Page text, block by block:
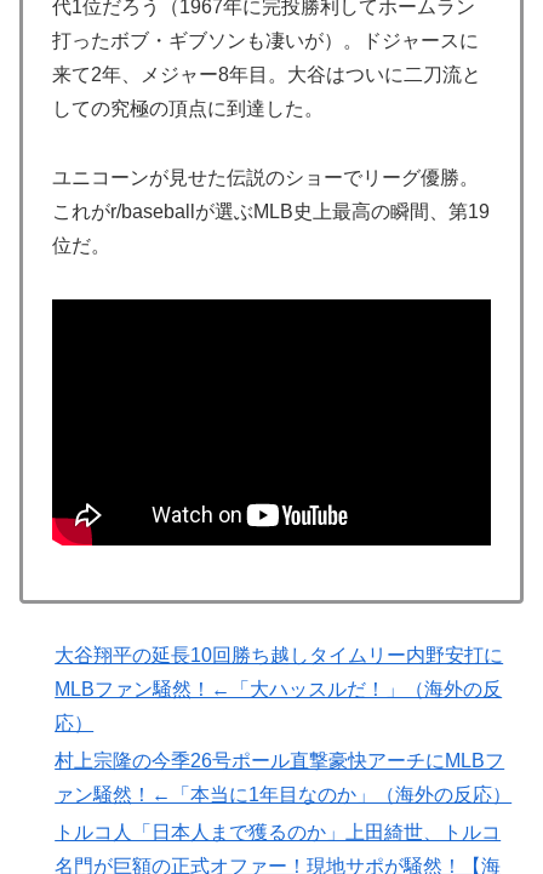
代1位だろう（1967年に完投勝利してホームラン
打ったボブ・ギブソンも凄いが）。ドジャースに
来て2年、メジャー8年目。大谷はついに二刀流と
しての究極の頂点に到達した。
ユニコーンが見せた伝説のショーでリーグ優勝。
これがr/baseballが選ぶMLB史上最高の瞬間、第19
位だ。
大谷翔平の延長10回勝ち越しタイムリー内野安打に
MLBファン騒然！←「大ハッスルだ！」（海外の反
応）
村上宗隆の今季26号ポール直撃豪快アーチにMLBフ
ァン騒然！←「本当に1年目なのか」（海外の反応）
トルコ人「日本人まで獲るのか」上田綺世、トルコ
名門が巨額の正式オファー！現地サポが騒然！【海